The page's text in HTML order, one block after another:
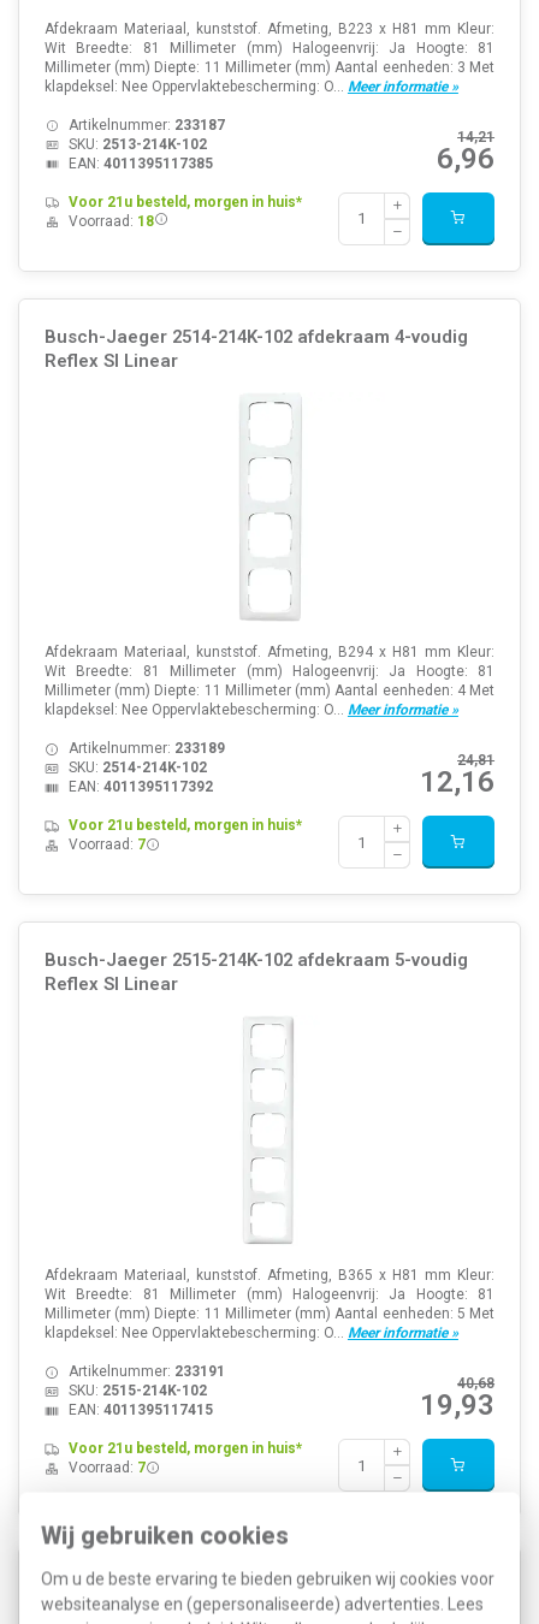
Wij gebruiken cookies
Om u de beste ervaring te bieden gebruiken wij cookies voor
websiteanalyse en (gepersonaliseerde) advertenties. Lees
Afdekraam Materiaal, kunststof. Afmeting, B223 x H81 mm Kleur:
Wit Breedte: 81 Millimeter (mm) Halogeenvrij: Ja Hoogte: 81
Millimeter (mm) Diepte: 11 Millimeter (mm) Aantal eenheden: 3 Met
klapdeksel: Nee Oppervlaktebescherming: O... Meer informatie »
14,21
6,96
Artikelnummer: 233187
SKU: 2513-214K-102
EAN: 4011395117385
Voor 21u besteld, morgen in huis*
Voorraad: 18
Busch-Jaeger 2514-214K-102 afdekraam 4-voudig
Reflex SI Linear
Afdekraam Materiaal, kunststof. Afmeting, B294 x H81 mm Kleur:
Wit Breedte: 81 Millimeter (mm) Halogeenvrij: Ja Hoogte: 81
Millimeter (mm) Diepte: 11 Millimeter (mm) Aantal eenheden: 4 Met
klapdeksel: Nee Oppervlaktebescherming: O... Meer informatie »
24,81
12,16
Artikelnummer: 233189
SKU: 2514-214K-102
EAN: 4011395117392
Voor 21u besteld, morgen in huis*
Voorraad: 7
Busch-Jaeger 2515-214K-102 afdekraam 5-voudig
Reflex SI Linear
Afdekraam Materiaal, kunststof. Afmeting, B365 x H81 mm Kleur:
Wit Breedte: 81 Millimeter (mm) Halogeenvrij: Ja Hoogte: 81
Millimeter (mm) Diepte: 11 Millimeter (mm) Aantal eenheden: 5 Met
klapdeksel: Nee Oppervlaktebescherming: O... Meer informatie »
40,68
19,93
Artikelnummer: 233191
SKU: 2515-214K-102
EAN: 4011395117415
Voor 21u besteld, morgen in huis*
Voorraad: 7
Busch-Jaeger 2506-214 schakelwip Reflex SI